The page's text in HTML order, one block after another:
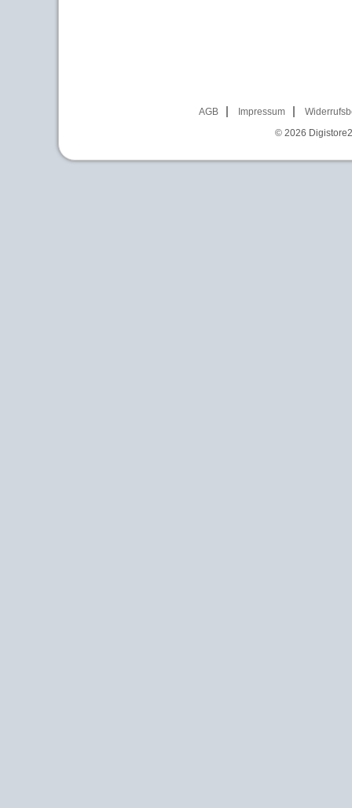
AGB Impressum
© 2026